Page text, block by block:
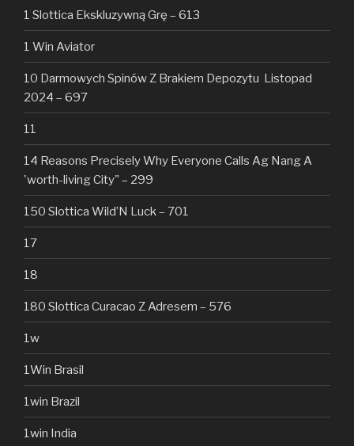
1 Slottica Ekskluzywną Grę – 613
1 Win Aviator
10 Darmowych Spinów Z Brakiem Depozytu ️ Listopad
2024 – 697
11
14 Reasons Precisely Why Everyone Calls Ag Nang A
'worth-living City" – 299
150 Slottica Wild’N Luck – 701
17
18
180 Slottica Curacao Z Adresem – 576
1w
1Win Brasil
1win Brazil
1win India